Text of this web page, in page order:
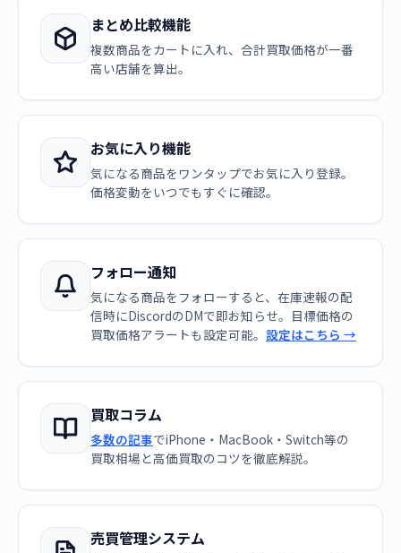
まとめ比較機能
複数商品をカートに入れ、合計買取価格が一番
高い店舗を算出。
お気に入り機能
気になる商品をワンタップでお気に入り登録。
価格変動をいつでもすぐに確認。
フォロー通知
気になる商品をフォローすると、在庫速報の配
信時にDiscordのDMで即お知らせ。目標価格の
買取価格アラートも設定可能。 設定はこちら →
買取コラム
多数の記事でiPhone・MacBook・Switch等の
買取相場と高価買取のコツを徹底解説。
売買管理システム